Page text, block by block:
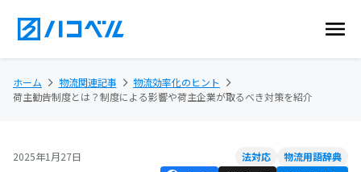
ホーム 物流関連記事
物流効率化のヒント
荷主勧告制度とは？制度による影響や荷主企業が取るべき対策を紹介
2025年1月27日 法対応
物流用語辞典